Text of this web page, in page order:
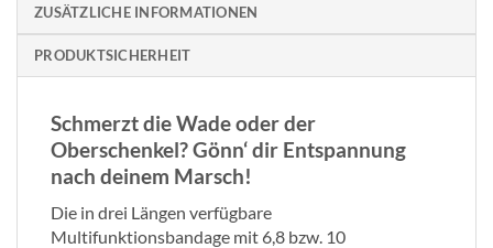
ZUSÄTZLICHE INFORMATIONEN
PRODUKTSICHERHEIT
Schmerzt die Wade oder der
Oberschenkel? Gönn‘ dir Entspannung
nach deinem Marsch!
Die in drei Längen verfügbare
Multifunktionsbandage mit 6,8 bzw. 10